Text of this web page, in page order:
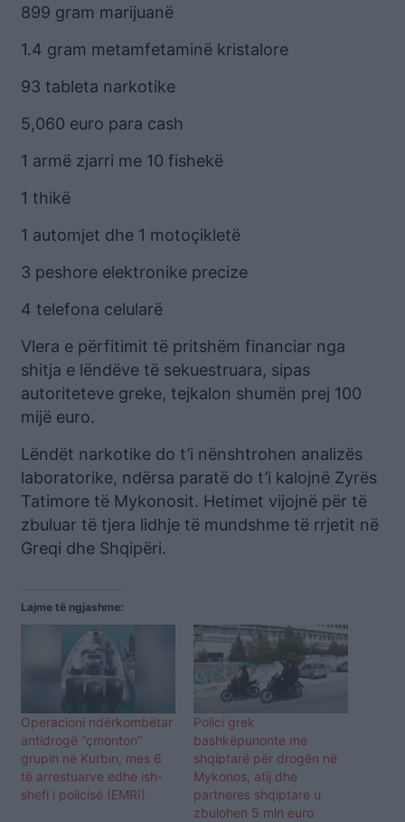
899 gram marijuanë
1.4 gram metamfetaminë kristalore
93 tableta narkotike
5,060 euro para cash
1 armë zjarri me 10 fishekë
1 thikë
1 automjet dhe 1 motoçikletë
3 peshore elektronike precize
4 telefona celularë
Vlera e përfitimit të pritshëm financiar nga
shitja e lëndëve të sekuestruara, sipas
autoriteteve greke, tejkalon shumën prej 100
mijë euro.
Lëndët narkotike do t’i nënshtrohen analizës
laboratorike, ndërsa paratë do t’i kalojnë Zyrës
Tatimore të Mykonosit. Hetimet vijojnë për të
zbuluar të tjera lidhje të mundshme të rrjetit në
Greqi dhe Shqipëri.
Lajme të ngjashme:
Operacioni ndërkombëtar
antidrogë “çmonton”
grupin në Kurbin, mes 6
të arrestuarve edhe ish-
shefi i policisë (EMRI)
Polici grek
bashkëpunonte me
shqiptarë për drogën në
Mykonos, atij dhe
partneres shqiptare u
zbulohen 5 mln euro